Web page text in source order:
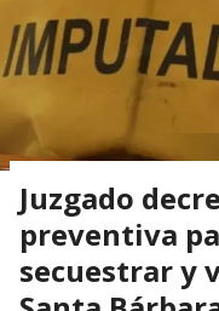
Juzgado
preventiva
secuestrar y